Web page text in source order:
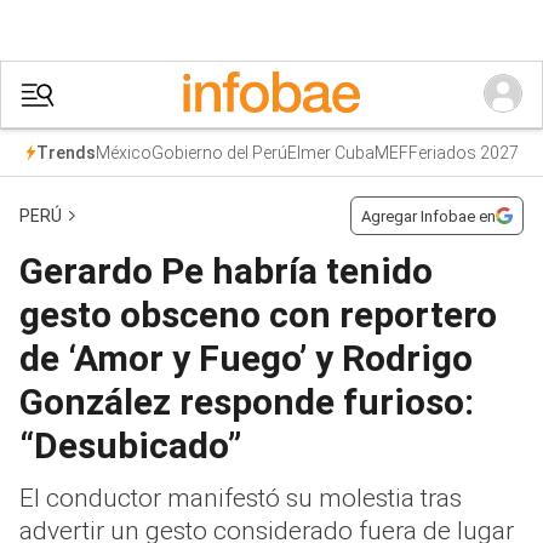
TrendsMéxicoGobierno del PerúElmer CubaMEFFeriados 2027
PERÚ Agregar Infobae en
Gerardo Pe habría tenido
gesto obsceno con reportero
de ‘Amor y Fuego’ y Rodrigo
González responde furioso:
“Desubicado”
El conductor manifestó su molestia tras
advertir un gesto considerado fuera de lugar